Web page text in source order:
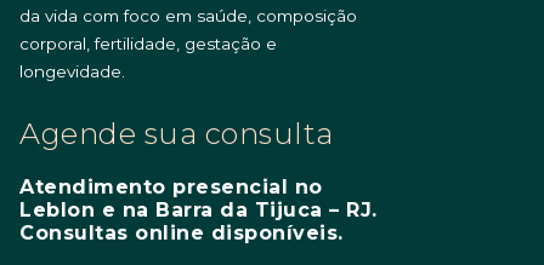
da vida com foco em saúde, composição
corporal, fertilidade, gestação e
longevidade.
Agende sua consulta
Atendimento presencial no
Leblon e na Barra da Tijuca – RJ.
Consultas online disponíveis.